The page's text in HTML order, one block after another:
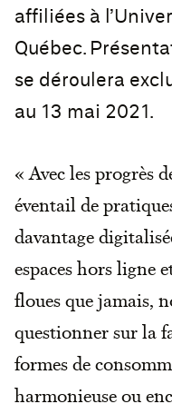
affiliées à
Québec.
se déroulera
au 13 mai 2021.
« Avec les progrès
éventail de
davantage
espaces hors ligne
floues que jamais,
questionner sur la
formes de
harmonieuse ou